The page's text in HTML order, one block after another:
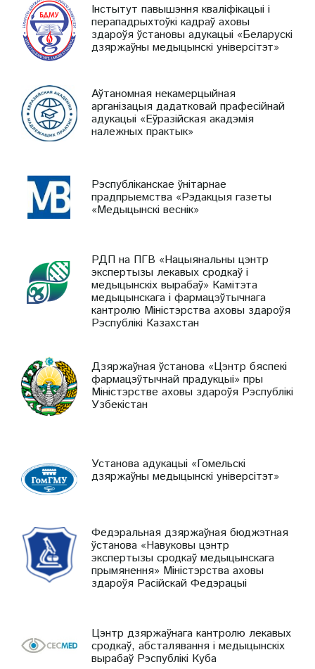
Інстытут павышэння кваліфікацыі і
перападрыхтоўкі кадраў аховы
здароўя ўстановы адукацыі «Беларускі
дзяржаўны медыцынскі універсітэт»
Аўтаномная некамерцыйная
арганізацыя дадатковай прафесійнай
адукацыі «Еўразійская акадэмія
належных практык»
Рэспубліканскае ўнітарнае
прадпрыемства «Рэдакцыя газеты
«Медыцынскі веснік»
РДП на ПГВ «Нацыянальны цэнтр
экспертызы лекавых сродкаў і
медыцынскіх вырабаў» Камітэта
медыцынскага і фармацэўтычнага
кантролю Міністэрства аховы здароўя
Рэспублікі Казахстан
Дзяржаўная ўстанова «Цэнтр бяспекі
фармацэўтычнай прадукцыі» пры
Міністэрстве аховы здароўя Рэспублікі
Узбекістан
Установа адукацыі «Гомельскі
дзяржаўны медыцынскі універсітэт»
Федэральная дзяржаўная бюджэтная
ўстанова «Навуковы цэнтр
экспертызы сродкаў медыцынскага
прымянення» Міністэрства аховы
здароўя Расійскай Федэрацыі
Цэнтр дзяржаўнага кантролю лекавых
сродкаў, абсталявання і медыцынскіх
вырабаў Рэспублікі Куба